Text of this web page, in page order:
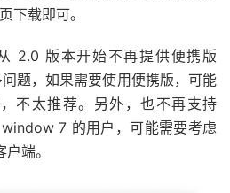
下载即可。
2.0 版本开始不再提供便携版
题，如果需要使用便携版，可能
不太推荐。另外，也不再支持
7 的用户，可能需要考虑
端。